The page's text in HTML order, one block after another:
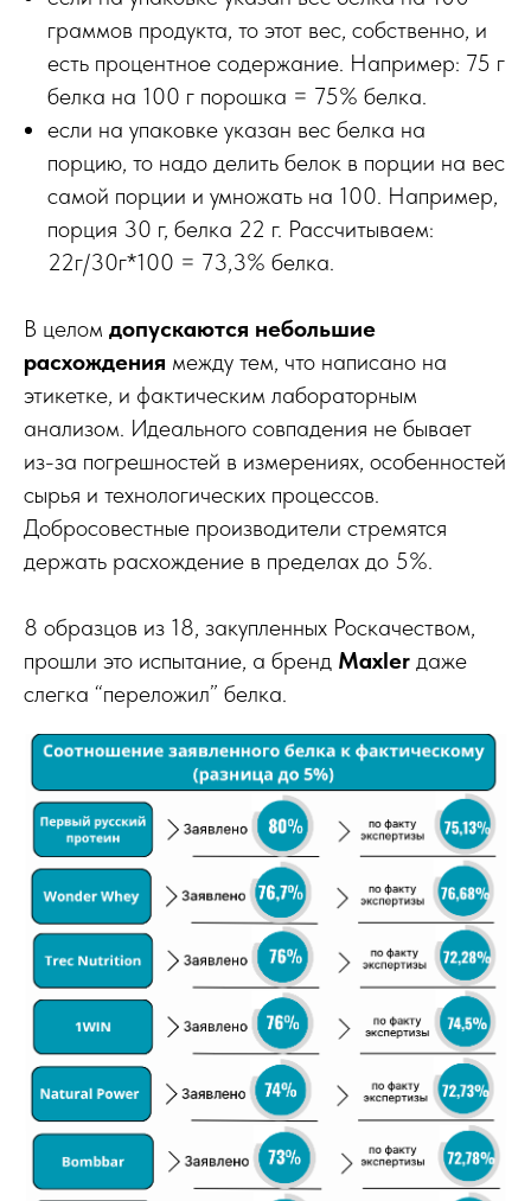
граммов продукта, то этот вес, собственно, и
есть процентное содержание. Например: 75 г
белка на 100 г порошка = 75% белка.
если на упаковке указан вес белка на
порцию, то надо делить белок в порции на вес
самой порции и умножать на 100. Например,
порция 30 г, белка 22 г. Рассчитываем:
22г/30г*100 = 73,3% белка.
В целом допускаются небольшие
расхождения между тем, что написано на
этикетке, и фактическим лабораторным
анализом. Идеального совпадения не бывает
из-за погрешностей в измерениях, особенностей
сырья и технологических процессов.
Добросовестные производители стремятся
держать расхождение в пределах до 5%.
8 образцов из 18, закупленных Роскачеством,
прошли это испытание, а бренд Maxler даже
слегка “переложил” белка.